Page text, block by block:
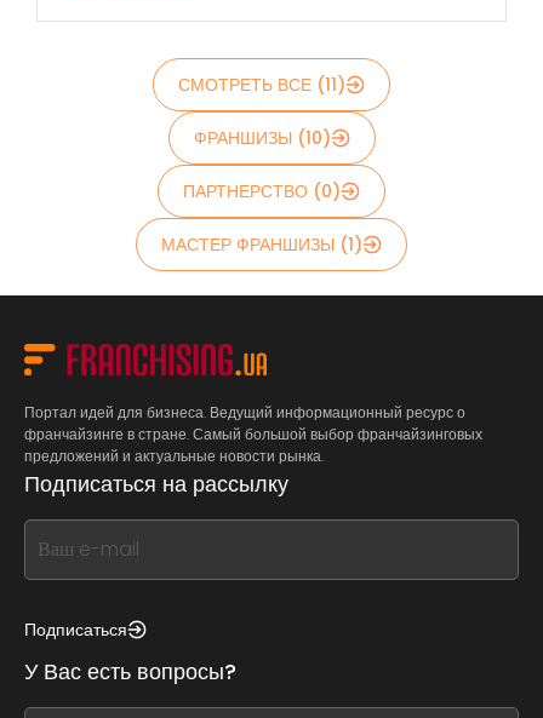
СМОТРЕТЬ ВСЕ (11)
ФРАНШИЗЫ (10)
ПАРТНЕРСТВО (0)
МАСТЕР ФРАНШИЗЫ (1)
Портал идей для бизнеса. Ведущий информационный ресурс о
франчайзинге в стране. Самый большой выбор франчайзинговых
предложений и актуальные новости рынка.
Подписаться на рассылку
If
you
this,
this
Подписаться
У Вас есть вопросы?